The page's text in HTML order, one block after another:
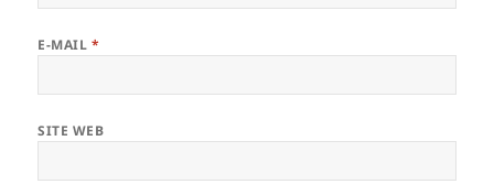
E-MAIL *
SITE WEB